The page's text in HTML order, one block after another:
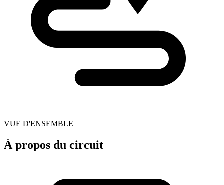
VUE D'ENSEMBLE
À propos du circuit